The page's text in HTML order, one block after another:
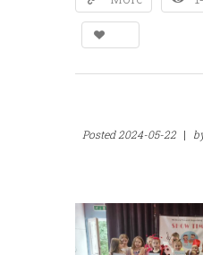
Posted2024-05-22 |